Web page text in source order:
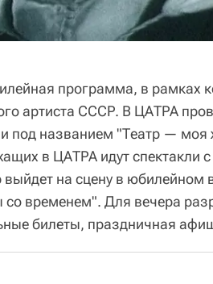
программа, в рамках
артиста СССР. В ЦАТРА
под названием "Театр — моя
в ЦАТРА идут спектакли с
на сцену в юбилейном
со временем". Для вечера
билеты, праздничная